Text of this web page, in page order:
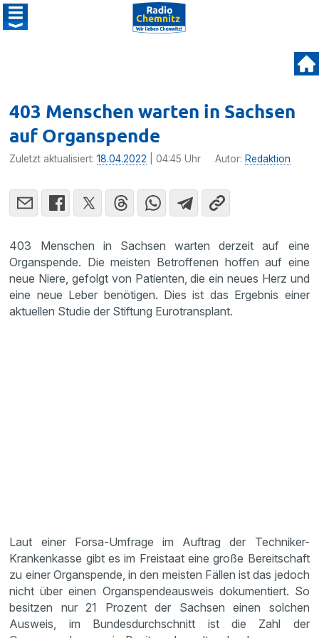
403 Menschen warten in Sachsen
auf Organspende
Zuletzt aktualisiert:18.04.2022 | 04:45 Uhr Autor: Redaktion
403 Menschen in Sachsen warten derzeit auf eine
Organspende. Die meisten Betroffenen hoffen auf eine
neue Niere, gefolgt von Patienten, die ein neues Herz und
eine neue Leber benötigen. Dies ist das Ergebnis einer
aktuellen Studie der Stiftung Eurotransplant.
Laut einer Forsa-Umfrage im Auftrag der Techniker-
Krankenkasse gibt es im Freistaat eine große Bereitschaft
zu einer Organspende, in den meisten Fällen ist das jedoch
nicht über einen Organspendeausweis dokumentiert. So
besitzen nur 21 Prozent der Sachsen einen solchen
Ausweis, im Bundesdurchschnitt ist die Zahl der